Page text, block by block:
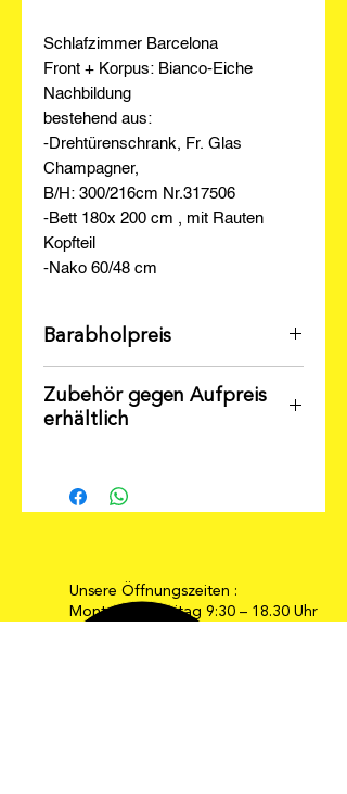
Schlafzimmer Barcelona
Front + Korpus: Bianco-Eiche
Nachbildung
bestehend aus:
-Drehtürenschrank, Fr. Glas
Champagner,
B/H: 300/216cm Nr.317506
-Bett 180x 200 cm , mit Rauten
Kopfteil
-Nako 60/48 cm
Barabholpreis
Zubehör gegen Aufpreis
erhältlich
Unsere Öffnungszeiten :
Montag bis Freitag 9:30 – 18.30 Uhr